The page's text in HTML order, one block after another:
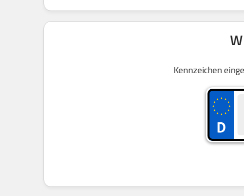
Kennzeichen